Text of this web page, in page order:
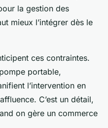
la gestion des
mieux l’intégrer dès le
ces contraintes.
portable,
l’intervention en
C’est un détail,
on gère un commerce